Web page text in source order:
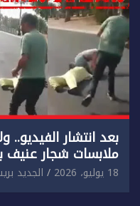
بعد انتشار الفيديو..
ملابسات شجار
18 يوليو، 2026 الجديد